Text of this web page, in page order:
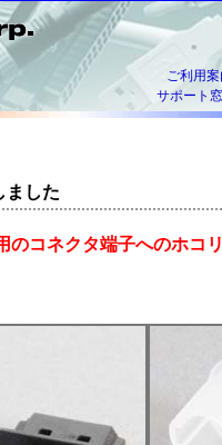
ご利用
サポート
ました
のコネクタ端子へのホコ